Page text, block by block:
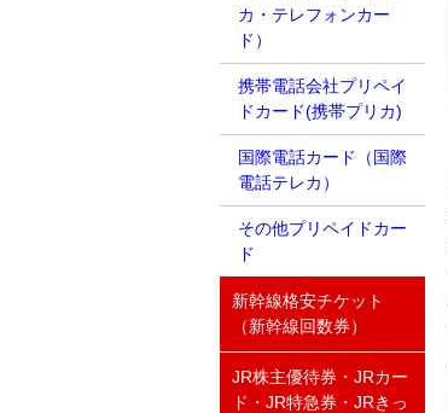
カ・テレフォンカー
ド）
携帯電話会社プリペイ
ドカード(携帯プリカ)
国際電話カード（国際
電話テレカ）
その他プリペイドカー
ド
新幹線格安チケット
（新幹線回数券）
JR株主優待券・JRカー
ド・JR特急券・JRきっ